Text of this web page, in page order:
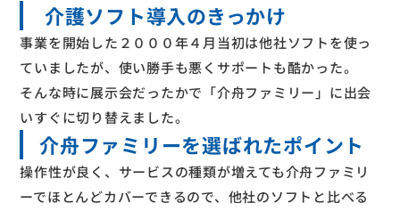
介護ソフト導入のきっかけ
事業を開始した２０００年４月当初は他社ソフトを使っ
ていましたが、使い勝手も悪くサポートも酷かった。
そんな時に展示会だったかで「介舟ファミリー」に出会
いすぐに切り替えました。
介舟ファミリーを選ばれたポイント
操作性が良く、サービスの種類が増えても介舟ファミリ
ーでほとんどカバーできるので、他社のソフトと比べる